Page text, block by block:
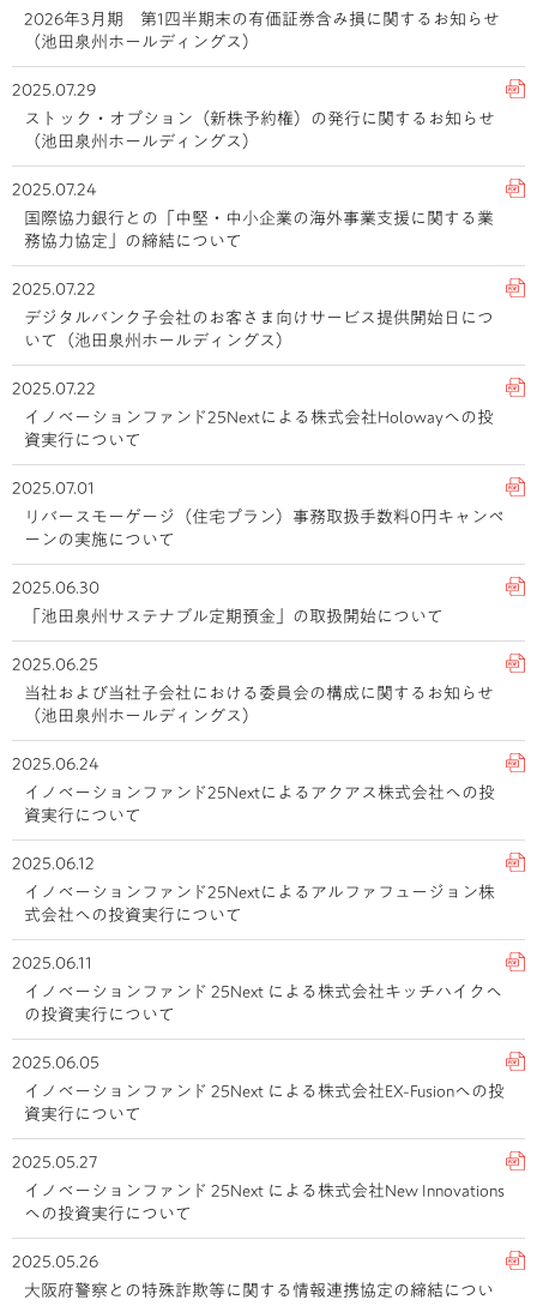
2026年3月期 第1四半期末の有価証券含み損に関するお知らせ
（池田泉州ホールディングス）
2025.07.29
ストック・オプション（新株予約権）の発行に関するお知らせ
（池田泉州ホールディングス）
2025.07.24
国際協力銀行との「中堅・中小企業の海外事業支援に関する業
務協力協定」の締結について
2025.07.22
デジタルバンク子会社のお客さま向けサービス提供開始日につ
いて（池田泉州ホールディングス）
2025.07.22
イノベーションファンド25Nextによる株式会社Holowayへの投
資実行について
2025.07.01
リバースモーゲージ（住宅プラン）事務取扱手数料0円キャンペ
ーンの実施について
2025.06.30
「池田泉州サステナブル定期預金」の取扱開始について
2025.06.25
当社および当社子会社における委員会の構成に関するお知らせ
（池田泉州ホールディングス）
2025.06.24
イノベーションファンド25Nextによるアクアス株式会社への投
資実行について
2025.06.12
イノベーションファンド25Nextによるアルファフュージョン株
式会社への投資実行について
2025.06.11
イノベーションファンド 25Next による株式会社キッチハイクへ
の投資実行について
2025.06.05
イノベーションファンド 25Next による株式会社EX-Fusionへの投
資実行について
2025.05.27
イノベーションファンド 25Next による株式会社New Innovations
への投資実行について
2025.05.26
大阪府警察との特殊詐欺等に関する情報連携協定の締結につい